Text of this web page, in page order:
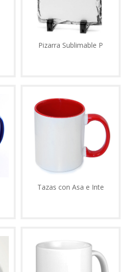
Pizarra Sublimable P
Tazas con Asa e Inte